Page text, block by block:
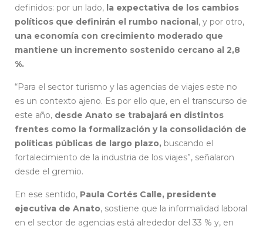
definidos: por un lado, la expectativa de los cambios
políticos que definirán el rumbo nacional, y por otro,
una economía con crecimiento moderado que
mantiene un incremento sostenido cercano al 2,8
%.
“Para el sector turismo y las agencias de viajes este no
es un contexto ajeno. Es por ello que, en el transcurso de
este año, desde Anato se trabajará en distintos
frentes como la formalización y la consolidación de
políticas públicas de largo plazo, buscando el
fortalecimiento de la industria de los viajes”, señalaron
desde el gremio.
En ese sentido, Paula Cortés Calle, presidente
ejecutiva de Anato, sostiene que la informalidad laboral
en el sector de agencias está alrededor del 33 % y, en